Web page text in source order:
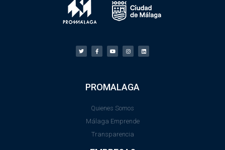
PROMALAGA
Quienes Somos
Málaga Emprende
Transparencia